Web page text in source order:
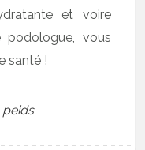
et voire
vous
santé !
peids